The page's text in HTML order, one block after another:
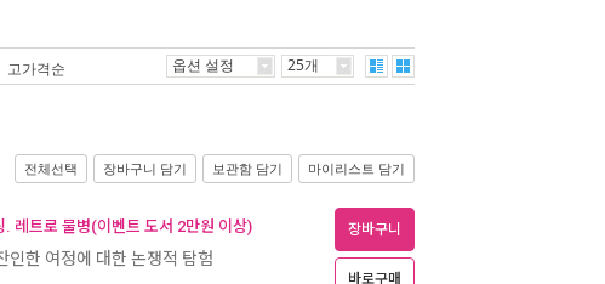
고가격순 옵션 설정 25개
전체선택 장바구니 담기 보관함 담기 마이리스트 담기
레트로 물병(이벤트 도서 2만원 이상)
인한 여정에 대한 논쟁적 탐험
장바구니
바로구매